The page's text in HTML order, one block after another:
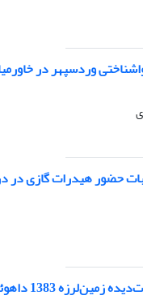
حضور هیدرات گازی در
داهوئیه- زرند